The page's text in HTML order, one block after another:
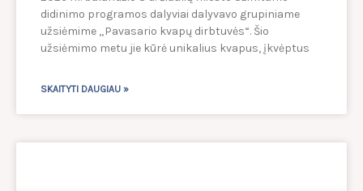
didinimo programos dalyviai dalyvavo grupiniame
užsiėmime „Pavasario kvapų dirbtuvės“. Šio
užsiėmimo metu jie kūrė unikalius kvapus, įkvėptus
SKAITYTI DAUGIAU »